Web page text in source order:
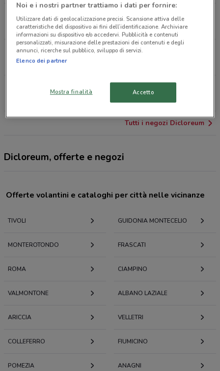
VIA TIBURTINA ,349 Tivoli
4.3 km
VIA ANTICOLI CORRADO, 46 Guidonia Montecelio
9.7 km
VIA CASTROPIGNANO, 12-12/a Roma
Tutti i negozi Dicloreum
Dicloreum, offerte e negozi
Offerte volantini e cataloghi per città nelle vicinanze
TIVOLI GUIDONIA MONTECELIO
MONTEROTONDO FRASCATI
ROMA CIAMPINO
VALMONTONE ALBANO LAZIALE
ARICCIA VELLETRI
COLLEFERRO FIUMICINO
POMEZIA ANAGNI
Noi e i nostri partner trattiamo i dati per fornire:
Utilizzare dati di geolocalizzazione precisi. Scansione attiva delle
caratteristiche del dispositivo ai fini dell’identificazione. Archiviare
informazioni su dispositivo e/o accedervi. Pubblicità e contenuti
personalizzati, misurazione delle prestazioni dei contenuti e degli
annunci, ricerche sul pubblico, sviluppo di servizi.
Elenco dei partner
Mostra finalità Accetto